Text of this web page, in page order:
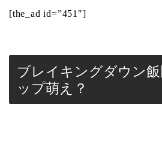
[the_ad id=”451″]
ブレイキングダウン
ップ萌え？